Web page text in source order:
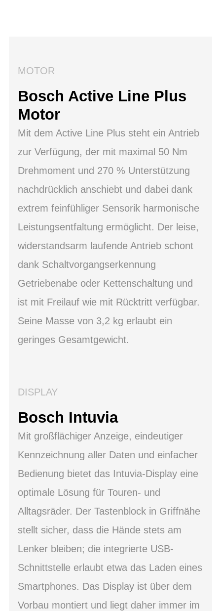
MOTOR
Bosch Active Line Plus
Motor
Mit dem Active Line Plus steht ein Antrieb
zur Verfügung, der mit maximal 50 Nm
Drehmoment und 270 % Unterstützung
nachdrücklich anschiebt und dabei dank
extrem feinfühliger Sensorik harmonische
Leistungsentfaltung ermöglicht. Der leise,
widerstandsarm laufende Antrieb schont
dank Schaltvorgangserkennung
Getriebenabe oder Kettenschaltung und
ist mit Freilauf wie mit Rücktritt verfügbar.
Seine Masse von 3,2 kg erlaubt ein
geringes Gesamtgewicht.
DISPLAY
Bosch Intuvia
Mit großflächiger Anzeige, eindeutiger
Kennzeichnung aller Daten und einfacher
Bedienung bietet das Intuvia-Display eine
optimale Lösung für Touren- und
Alltagsräder. Der Tastenblock in Griffnähe
stellt sicher, dass die Hände stets am
Lenker bleiben; die integrierte USB-
Schnittstelle erlaubt etwa das Laden eines
Smartphones. Das Display ist über dem
Vorbau montiert und liegt daher immer im